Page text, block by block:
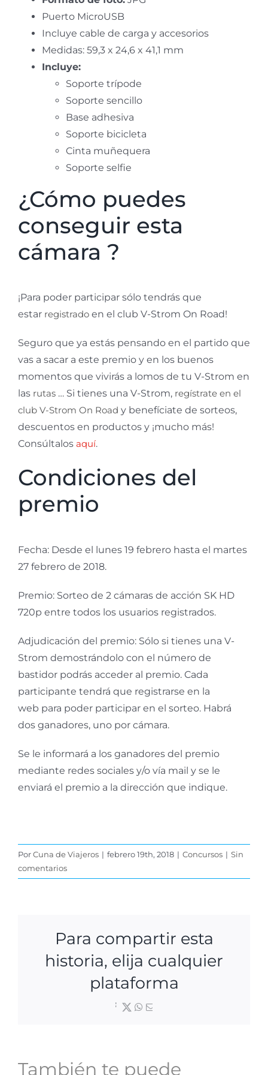
Puerto MicroUSB
Incluye cable de carga y accesorios
Medidas: 59,3 x 24,6 x 41,1 mm
Incluye:
Soporte trípode
Soporte sencillo
Base adhesiva
Soporte bicicleta
Cinta muñequera
Soporte selfie
¿Cómo puedes
conseguir esta
cámara ?
¡Para poder participar sólo tendrás que
estar registrado en el club V-Strom On Road!
Seguro que ya estás pensando en el partido que
vas a sacar a este premio y en los buenos
momentos que vivirás a lomos de tu V-Strom en
las rutas … Si tienes una V-Strom, regístrate en el
club V-Strom On Road y benefíciate de sorteos,
descuentos en productos y ¡mucho más!
Consúltalos aquí.
Condiciones del
premio
Fecha: Desde el lunes 19 febrero hasta el martes
27 febrero de 2018.
Premio: Sorteo de 2 cámaras de acción SK HD
720p entre todos los usuarios registrados.
Adjudicación del premio: Sólo si tienes una V-
Strom demostrándolo con el número de
bastidor podrás acceder al premio. Cada
participante tendrá que registrarse en la
web para poder participar en el sorteo. Habrá
dos ganadores, uno por cámara.
Se le informará a los ganadores del premio
mediante redes sociales y/o vía mail y se le
enviará el premio a la dirección que indique.
PorCuna de Viajeros | febrero 19th, 2018 | Concursos | Sin
comentarios
Para compartir esta
historia, elija cualquier
plataforma
Facebook
X WhatsApp
También te puede